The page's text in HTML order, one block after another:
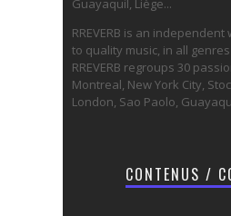
Guayaquil, Liège...
RREVERB is an
to quality music, in all
RREVERB regroups 30
Montreal, New York City,
London, Sao Paolo,
CONTENUS /